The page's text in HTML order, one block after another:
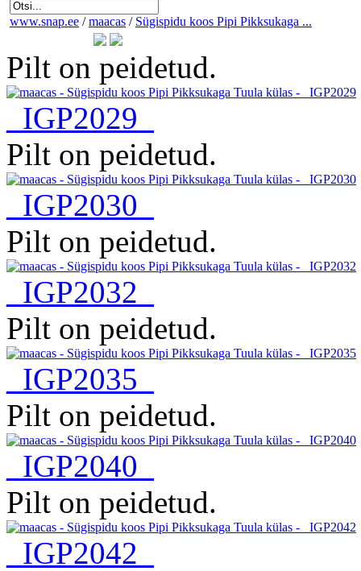
www.snap.ee / maacas / Sügispidu koos Pipi Pikksukaga ...
Pilt on peidetud.
_IGP2029
Pilt on peidetud.
_IGP2030
Pilt on peidetud.
_IGP2032
Pilt on peidetud.
_IGP2035
Pilt on peidetud.
_IGP2040
Pilt on peidetud.
_IGP2042